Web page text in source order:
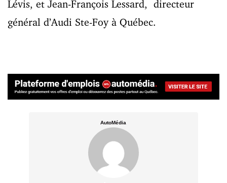
AutoMédia
Lévis, et Jean-François Lessard, directeur
général d’Audi Ste-Foy à Québec.